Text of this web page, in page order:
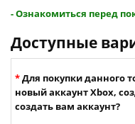
- Ознакомиться перед
Доступные
Для покупки данного
новый аккаунт Xbox,
создать вам аккаунт?